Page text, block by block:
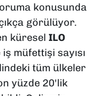
konusunda
görülüyor.
küresel ILO
müfettişi sayısı
tüm ülkeler
yüzde 20'lik